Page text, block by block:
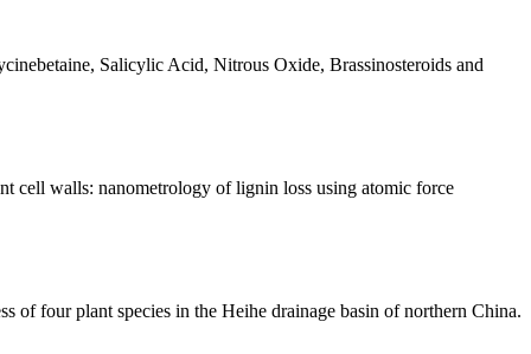
Salicylic Acid, Nitrous Oxide, Brassinosteroids and
cell walls: nanometrology of lignin loss using atomic force
of four plant species in the Heihe drainage basin of northern China.